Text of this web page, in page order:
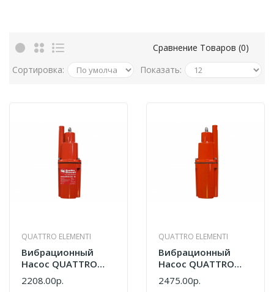
Сравнение Товаров (0)
Сортировка:
Показать:
QUATTRO ELEMENTI
Вибрационный
Насос QUATTRO
ELEMENTI Acquatico
260-16 791-752
2208.00р.
QUATTRO ELEMENTI
Вибрационный
Насос QUATTRO
ELEMENTI Acquatico
260-25 791-769
2475.00р.